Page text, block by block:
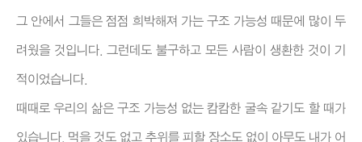
그 안에서 그들은 점점 희박해져 가는 구조 가능성 때문에 많이 두
려웠을 것입니다. 그런데도 불구하고 모든 사람이 생환한 것이 기
적이었습니다.
때때로 우리의 삶은 구조 가능성 없는 캄캄한 굴속 같기도 할 때가
있습니다. 먹을 것도 없고 추위를 피할 장소도 없이 아무도 내가 어